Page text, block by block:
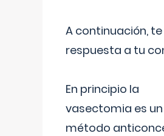
A continuación,
respuesta a tu
En principio la
vasectomia es un
método